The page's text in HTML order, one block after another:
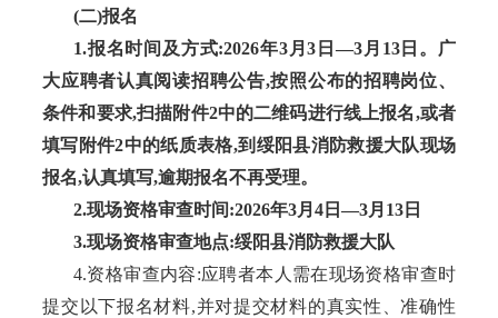
(二)报名
1.报名时间及方式:2026年3月3日—3月13日。广
大应聘者认真阅读招聘公告,按照公布的招聘岗位、
条件和要求,扫描附件2中的二维码进行线上报名,或者
填写附件2中的纸质表格,到绥阳县消防救援大队现场
报名,认真填写,逾期报名不再受理。
2.现场资格审查时间:2026年3月4日—3月13日
3.现场资格审查地点:绥阳县消防救援大队
4.资格审查内容:应聘者本人需在现场资格审查时
提交以下报名材料,并对提交材料的真实性、准确性